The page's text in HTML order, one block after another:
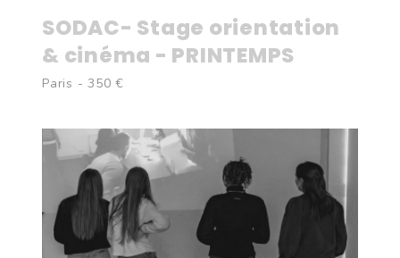
SODAC- Stage orientation
& cinéma - PRINTEMPS
Paris - 350 €